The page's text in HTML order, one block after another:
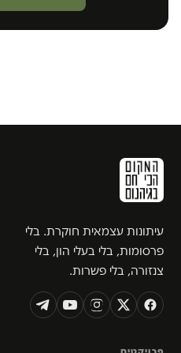
עיתונות עצמאית חוקרת. בלי
פרסומות, בלי בעלי הון, בלי
צנזורה, בלי פשרות.